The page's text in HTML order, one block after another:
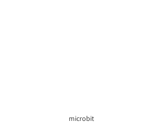
microbit